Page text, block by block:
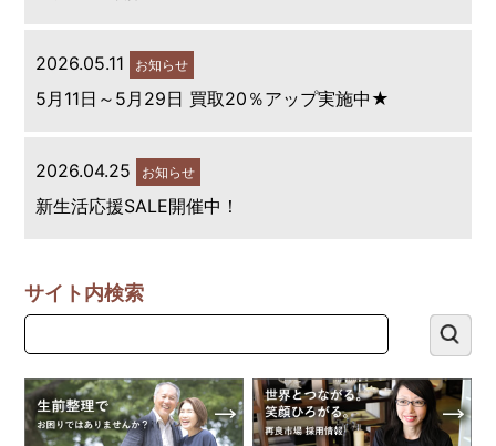
2026.05.11 お知らせ
5月11日～5月29日 買取20％アップ実施中★
2026.04.25 お知らせ
新生活応援SALE開催中！
サイト内検索